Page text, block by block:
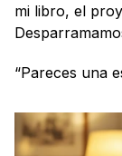
mi libro, el
“Pareces una